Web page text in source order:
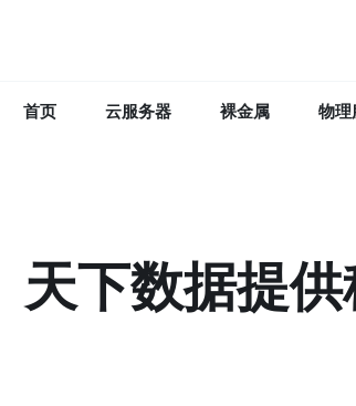
首页 云服务器 裸金属 物理
天下数据提